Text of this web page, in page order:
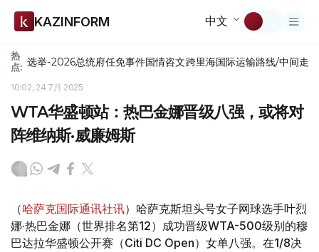
KAZINFORM 中文
热
点: 选举-2026总统府任免事件国情咨文跨里海国际运输路线/中间走廊
10:02, 24 7月 2025
WTA华盛顿站：热巴金娜晋级八强，或将对
阵维纳斯·威廉姆斯
（哈萨克国际通讯社讯）哈萨克斯坦头号女子网球选手叶烈
娜·热巴金娜（世界排名第12）成功晋级WTA-500级别的穆
巴达拉华盛顿公开赛（Citi DC Open）女单八强。在1/8决